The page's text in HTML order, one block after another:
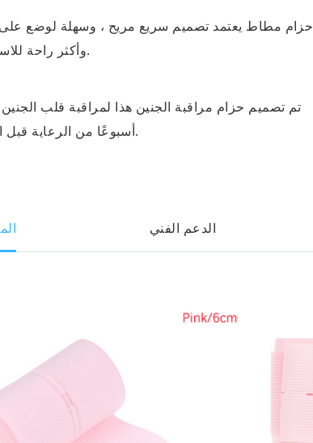
حزام مطاط يعتمد تصميم سريع مريح ، وسهلة لوضع
وأكثر راحة للاستخدام.
أسبوعًا من الرعاية قبل الولادة.
الدعم الفني